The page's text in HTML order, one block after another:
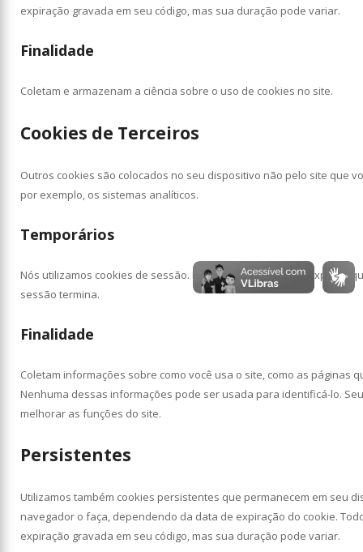
expiração gravada em seu código, mas sua duração pode variar.
Finalidade
Coletam e armazenam a ciência sobre o uso de cookies no site.
Cookies de Terceiros
Outros cookies são colocados no seu dispositivo não pelo site que
por exemplo, os sistemas analíticos.
Temporários
Nós utilizamos cookies de sessão. Eles são temporários e expiram
sessão termina.
Finalidade
Coletam informações sobre como você usa o site, como as páginas
Nenhuma dessas informações pode ser usada para identificá-lo.
melhorar as funções do site.
Persistentes
Utilizamos também cookies persistentes que permanecem em seu
navegador o faça, dependendo da data de expiração do cookie.
expiração gravada em seu código, mas sua duração pode variar.